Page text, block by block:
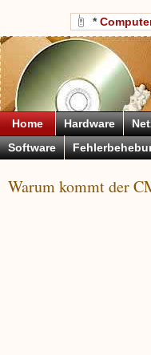
*
Home Hardware
Software
Warum kommt der